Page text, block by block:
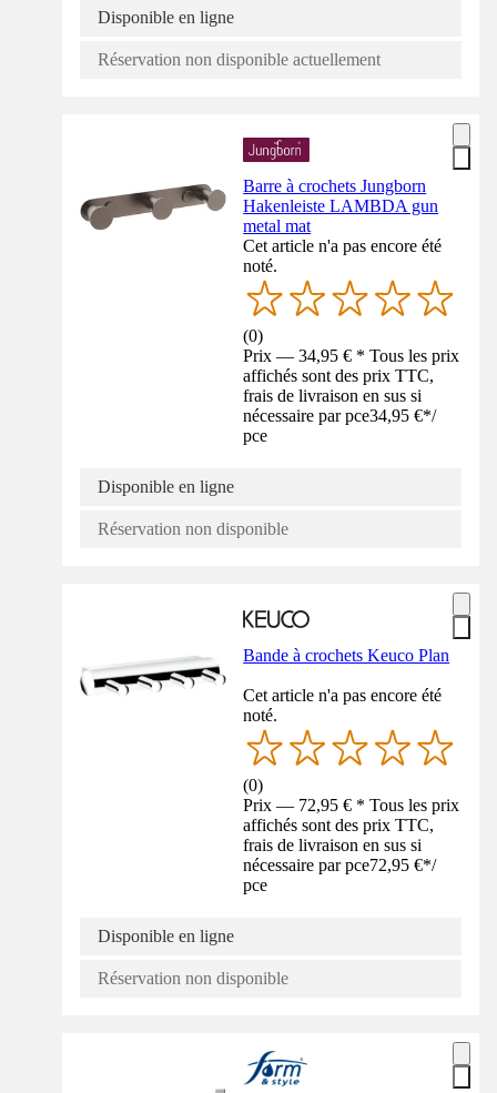
Disponible en ligne
Réservation non disponible actuellement
Barre à crochets Jungborn
Hakenleiste LAMBDA gun
metal mat
Cet article n'a pas encore été
noté.
(0)
Prix — 34,95 € * Tous les prix
affichés sont des prix TTC,
frais de livraison en sus si
nécessaire par pce34,95 €*/
pce
Disponible en ligne
Réservation non disponible
Bande à crochets Keuco Plan
Cet article n'a pas encore été
noté.
(0)
Prix — 72,95 € * Tous les prix
affichés sont des prix TTC,
frais de livraison en sus si
nécessaire par pce72,95 €*/
pce
Disponible en ligne
Réservation non disponible